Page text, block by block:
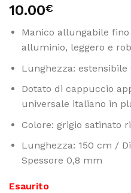
10.00€
Manico allungabile
alluminio, leggero e
Lunghezza: estensibile
Dotato di cappuccio
universale italiano in
Colore: grigio satinato
Lunghezza: 150 cm /
Spessore 0,8 mm
Esaurito